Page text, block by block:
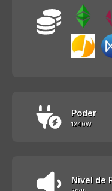
Poder
1240W
Nivel de